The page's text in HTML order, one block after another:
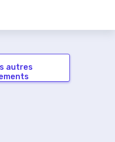
autres